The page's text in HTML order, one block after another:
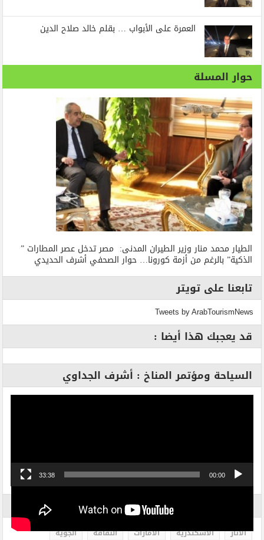
العمرة على الأبواب … بقلم خالد صلاح الدين
حوار المسلة
الطيار محمد منار وزير الطيران المدنى: مصر تدخل عصر المطارات ”
الذكية” بالرغم من أزمة كورونا… حوار الصحفي أشرف الحديدي
تابعنا على تويتر
Tweets by ArabTourismNews
قد يعجبك هذا أيضا :
السياحة ومؤتمر المناخ : أشرف الجداوي
00:00
33:38
الاثار الاسكندرية الامارات الثقافة
الجوية